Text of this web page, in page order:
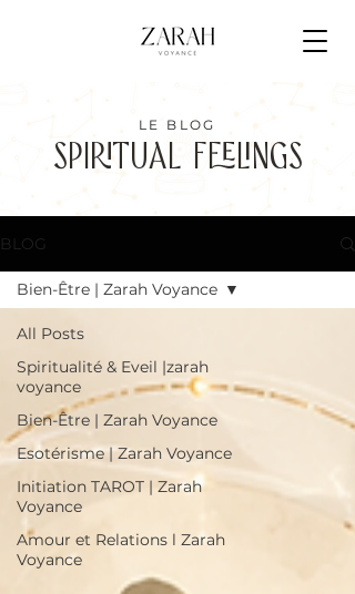
LE BLOG
SPIRITUAL FEELINGS
BLOG
All Posts
Spiritualité & Eveil |zarah
voyance
Bien-Être | Zarah Voyance
Esotérisme | Zarah Voyance
Initiation TAROT | Zarah
Voyance
Amour et Relations l Zarah
Voyance
Bien-Être | Zarah Voyance